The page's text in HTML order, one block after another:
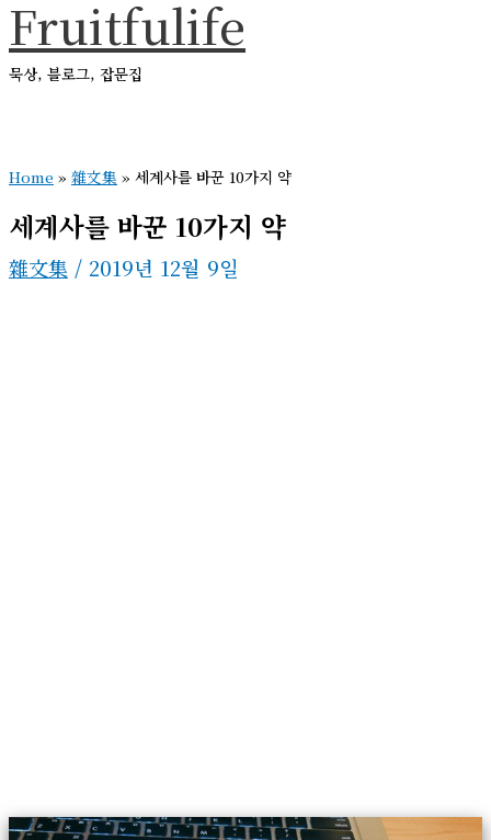
콘
텐
츠
너
뛰
기
Fruitfulife
묵상, 블로그, 잡문집
메
Home » 雜文集 » 세계사를 바꾼 10가지 약
세계사를 바꾼 10가지 약
雜文集 / 2019년 12월 9일